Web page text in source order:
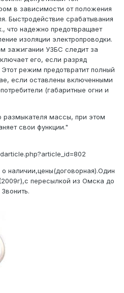
в зависимости от положения
Быстродействие срабатывания
что надежно предотвращает
изоляции электропроводки.
зажигании УЗБС следит за
его, если разряд
режим предотвратит полный
если оставлены включенными
(габаритные огни и
размыкателя массы, при этом
свои функции."
наличии,цены(договорная).Один
пересылкой из Омска до